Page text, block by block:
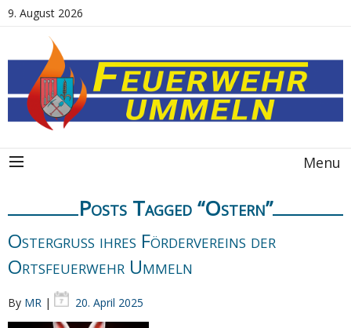
9. August 2026
Menu
Posts Tagged “Ostern”
Ostergruß ihres Fördervereins der
Ortsfeuerwehr Ummeln
By MR | 20. April 2025